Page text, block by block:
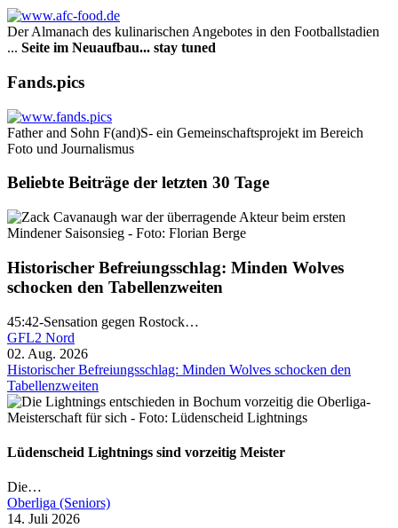
Der Almanach des ku­li­na­rischen Angebotes in den Footballstadien
... Seite im Neuaufbau... stay tuned
Fands.pics
Father and Sohn F(and)S- ein Gemeinschaftsprojekt im Bereich
Foto und Journalismus
Beliebte Beiträge der letzten 30 Tage
Historischer Befreiungsschlag: Minden Wolves
schocken den Tabellenzweiten
45:42-Sensation gegen Rostock…
GFL2 Nord
02. Aug. 2026
Historischer Befreiungsschlag: Minden Wolves schocken den
Tabellenzweiten
Lüdenscheid Lightnings sind vorzeitig Meister
Die…
Oberliga (Seniors)
14. Juli 2026